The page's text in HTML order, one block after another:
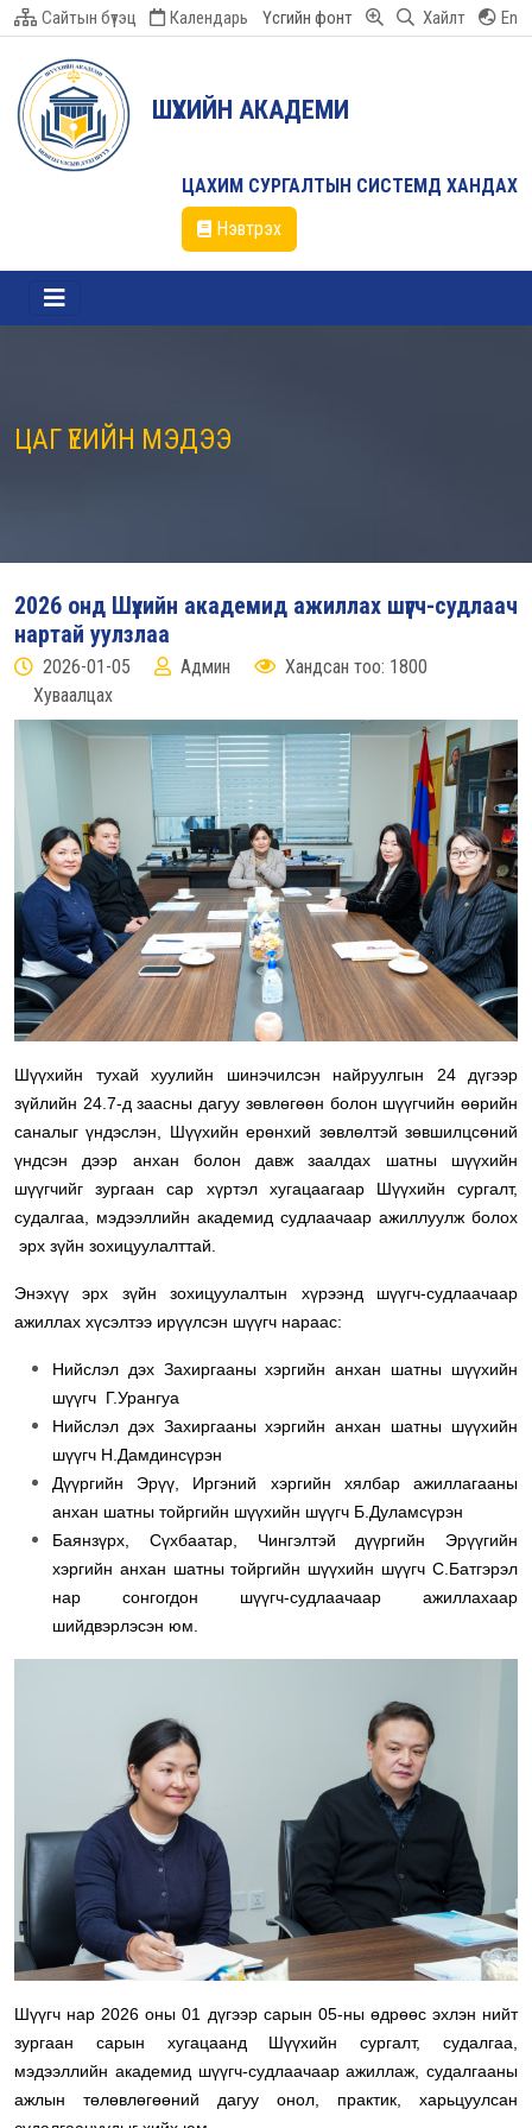
Сайтын бүтэц Календарь Үсгийн фонт Хайлт En
ШҮҮХИЙН АКАДЕМИ
ЦАХИМ СУРГАЛТЫН СИСТЕМД ХАНДАХ
Нэвтрэх
ЦАГ ҮЕИЙН МЭДЭЭ
2026 онд Шүүхийн академид ажиллах шүүгч-судлаач
нартай уулзлаа
2026-01-05 Админ
Хандсан тоо: 1800
Хуваалцах
Шүүхийн тухай хуулийн шинэчилсэн найруулгын 24 дүгээр
зүйлийн 24.7-д заасны дагуу зөвлөгөөн болон шүүгчийн өөрийн
саналыг үндэслэн, Шүүхийн ерөнхий зөвлөлтэй зөвшилцсөний
үндсэн дээр анхан болон давж заалдах шатны шүүхийн
шүүгчийг зургаан сар хүртэл хугацаагаар Шүүхийн сургалт,
судалгаа, мэдээллийн академид судлаачаар ажиллуулж болох
эрх зүйн зохицуулалттай.
Энэхүү эрх зүйн зохицуулалтын хүрээнд шүүгч-судлаачаар
ажиллах хүсэлтээ ирүүлсэн шүүгч нараас:
Нийслэл дэх Захиргааны хэргийн анхан шатны шүүхийн
шүүгч Г.Урангуа
Нийслэл дэх Захиргааны хэргийн анхан шатны шүүхийн
шүүгч Н.Дамдинсүрэн
Дүүргийн Эрүү, Иргэний хэргийн хялбар ажиллагааны
анхан шатны тойргийн шүүхийн шүүгч Б.Дуламсүрэн
Баянзүрх, Сүхбаатар, Чингэлтэй дүүргийн Эрүүгийн
хэргийн анхан шатны тойргийн шүүхийн шүүгч С.Батгэрэл
нар сонгогдон шүүгч-судлаачаар ажиллахаар
шийдвэрлэсэн юм.
Шүүгч нар 2026 оны 01 дүгээр сарын 05-ны өдрөөс эхлэн нийт
зургаан сарын хугацаанд Шүүхийн сургалт, судалгаа,
мэдээллийн академид шүүгч-судлаачаар ажиллаж, судалгааны
ажлын төлөвлөгөөний дагуу онол, практик, харьцуулсан